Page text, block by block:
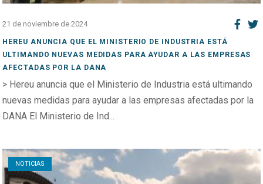
21 de noviembre de 2024
HEREU ANUNCIA QUE EL MINISTERIO DE INDUSTRIA ESTÁ
ULTIMANDO NUEVAS MEDIDAS PARA AYUDAR A LAS EMPRESAS
AFECTADAS POR LA DANA
> Hereu anuncia que el Ministerio de Industria está ultimando
nuevas medidas para ayudar a las empresas afectadas por la
DANA El Ministerio de Ind...
NOTICIAS
Open post